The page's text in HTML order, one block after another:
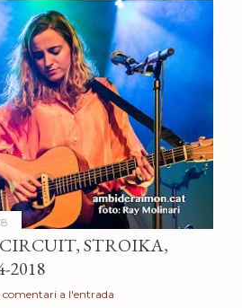
STROIKA,
2018
a l'entrada